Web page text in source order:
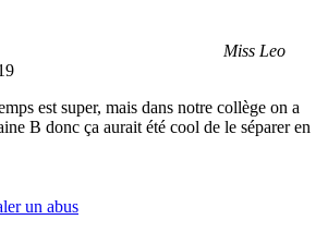
Miss Leo
est super, mais dans notre collège on a
B donc ça aurait été cool de le séparer en
un abus